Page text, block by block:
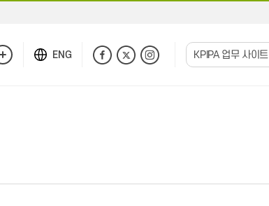
화
ENG KPIPA 업무 사이트